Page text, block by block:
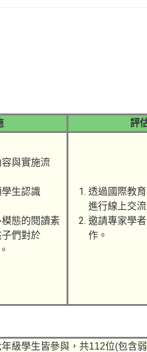
評
與實施流
生認識
態的閱讀素
們對於
透過國際教
進行線上交
邀請專家學
作。
級學生皆參與，共112位(包含